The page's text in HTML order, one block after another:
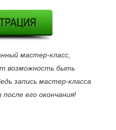
мастер-класс,
возможность быть
запись мастер-класса
его окончания!